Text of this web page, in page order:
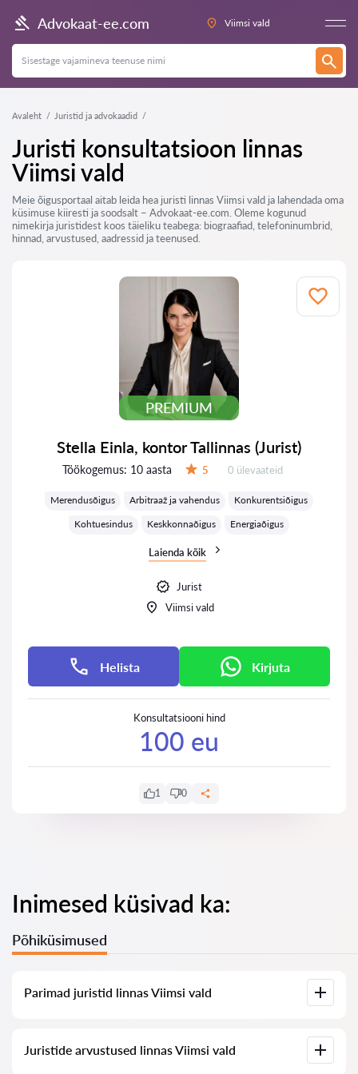
Advokaat-ee.com Viimsi vald
Avaleht Juristid ja advokaadid
Juristi konsultatsioon linnas
Viimsi vald
Meie õigusportaal aitab leida hea juristi linnas Viimsi vald ja lahendada oma
küsimuse kiiresti ja soodsalt – Advokaat-ee.com. Oleme kogunud
nimekirja juristidest koos täieliku teabega: biograafiad, telefoninumbrid,
hinnad, arvustused, aadressid ja teenused.
PREMIUM
Stella Einla, kontor Tallinnas (Jurist)
Töökogemus: 10 aasta 5 Ülevaateid:
0 ülevaateid
Merendusõigus Arbitraaž ja vahendus
Konkurentsiõigus
Kohtuesindus
Keskkonnaõigus Energiaõigus
Laienda kõik
Jurist
Viimsi vald
Helista Kirjuta
Konsultatsiooni hind
100 eu
1 0
Inimesed küsivad ka:
Põhiküsimused
Parimad juristid linnas Viimsi vald
Viimsi vald koos täieliku infoga: hinnad, arvustused,
Juristide arvustused linnas Viimsi vald